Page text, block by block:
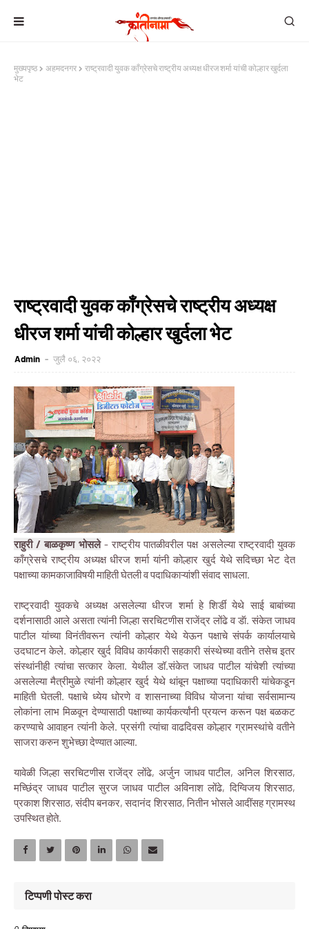
मुख्यपृष्ठ अहमदनगर
राष्ट्रवादी युवक काँग्रेसचे राष्ट्रीय अध्यक्ष धीरज शर्मा यांची कोल्हार खुर्दला
भेट
राष्ट्रवादी युवक काँग्रेसचे राष्ट्रीय अध्यक्ष
धीरज शर्मा यांची कोल्हार खुर्दला भेट
Admin जुलै ०६, २०२२
राहुरी / बाळकृष्ण भोसले- राष्ट्रीय पातळीवरील पक्ष असलेल्या राष्ट्रवादी युवक
काँग्रेसचे राष्ट्रीय अध्यक्ष धीरज शर्मा यांनी कोल्हार खुर्द येथे सदिच्छा भेट देत
पक्षाच्या कामकाजाविषयी माहिती घेतली व पदाधिकाऱ्यांशी संवाद साधला.
राष्ट्रवादी युवकचे अध्यक्ष असलेल्या धीरज शर्मा हे शिर्डी येथे साई बाबांच्या
दर्शनासाठी आले असता त्यांनी जिल्हा सरचिटणीस राजेंद्र लोंढे व डॅा. संकेत जाधव
पाटील यांच्या विनंतीवरून त्यांनी कोल्हार येथे येऊन पक्षाचे संपर्क कार्यालयाचे
उदघाटन केले. कोल्हार खुर्द विविध कार्यकारी सहकारी संस्थेच्या वतीने तसेच इतर
संस्थांनीही त्यांचा सत्कार केला. येथील डॉ.संकेत जाधव पाटील यांचेशी त्यांच्या
असलेल्या मैत्रीमुळे त्यांनी कोल्हार खुर्द येथे थांबून पक्षाच्या पदाधिकारी यांचेकडून
माहिती घेतली. पक्षाचे ध्येय धोरणे व शासनाच्या विविध योजना यांचा सर्वसामान्य
लोकांना लाभ मिळवून देण्यासाठी पक्षाच्या कार्यकर्त्यांनी प्रयत्न करून पक्ष बळकट
करण्याचे आवाहन त्यांनी केले. प्रसंगी त्यांचा वाढदिवस कोल्हार ग्रामस्थांचे वतीने
साजरा करुन शुभेच्छा देण्यात आल्या.
यावेळी जिल्हा सरचिटणीस राजेंद्र लोंढे, अर्जुन जाधव पाटील, अनिल शिरसाठ,
मच्छिंद्र जाधव पाटील सुरज जाधव पाटील अविनाश लोंढे, दिग्विजय शिरसाठ,
प्रकाश शिरसाठ, संदीप बनकर, सदानंद शिरसाठ, नितीन भोसले आदींसह ग्रामस्थ
उपस्थित होते.
टिप्पणी पोस्ट करा